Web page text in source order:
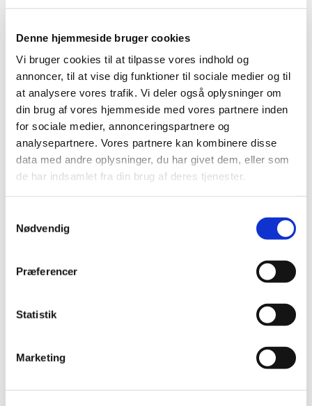
Denne hjemmeside bruger cookies
Vi bruger cookies til at tilpasse vores indhold og
annoncer, til at vise dig funktioner til sociale medier og til
at analysere vores trafik. Vi deler også oplysninger om
din brug af vores hjemmeside med vores partnere inden
for sociale medier, annonceringspartnere og
analysepartnere. Vores partnere kan kombinere disse
data med andre oplysninger, du har givet dem, eller som
de har indsamlet fra din brug af deres tjenester.
Nødvendig
Præferencer
Statistik
Marketing
Du vil måske også kunne